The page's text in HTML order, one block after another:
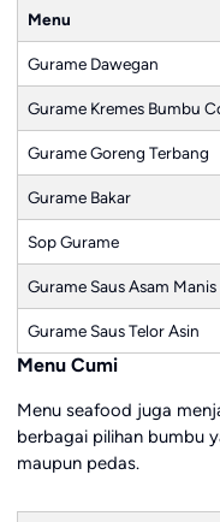
Menu
Gurame Dawegan
Gurame Kremes Bumbu
Gurame Goreng Terbang
Gurame Bakar
Sop Gurame
Gurame Saus Asam Manis
Gurame Saus Telor Asin
Menu Cumi
Menu seafood juga
berbagai pilihan bumbu
maupun pedas.